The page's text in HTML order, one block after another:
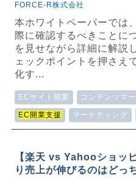
FORCE-R株式会社
本ホワイトペーパーでは
際に確認するべきことに
を見せながら詳細に解説
ェックポイントを押さえ
化す...
ECサイト開業 コンテンツマ
EC開業支援 マーケティング
【楽天 vs Yahooショッ
り売上が伸びるのはどっ